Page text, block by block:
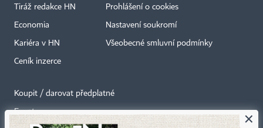
Tiráž redakce HN
Economia
Kariéra v HN
Ceník inzerce
Prohlášení o cookies
Nastavení soukromí
Všeobecné smluvní podmínky
Koupit / darovat předplatné
Eventy